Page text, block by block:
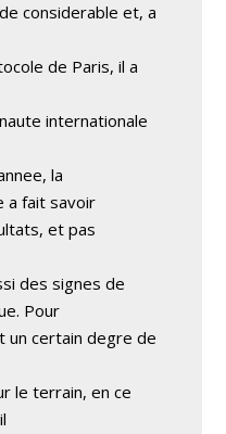
considerable et, a
de Paris, il a
internationale
la
a fait savoir
et pas
des signes de
Pour
un certain degre de
le terrain, en ce